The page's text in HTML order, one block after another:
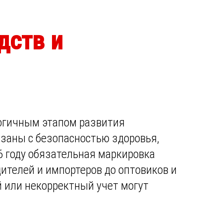
и
этапом развития
с безопасностью здоровья,
обязательная маркировка
и импортеров до оптовиков и
некорректный учет могут